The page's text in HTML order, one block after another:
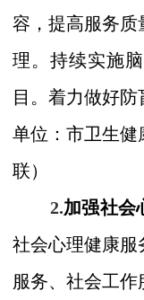
容，提高服务质
理。持续实施
目。着力做好防
单位：市卫生健
联）
2.加强社会
社会心理健康服
服务、社会工